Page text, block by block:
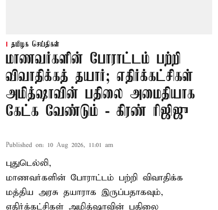
தமிழக செய்திகள்
மாணவர்களின் போராட்டம் பற்றி
விவாதிக்கத் தயார்; எதிர்க்கட்சிகள்
அமித்ஷாவின் பதிலை அமைதியாக
கேட்க வேண்டும் - கிரண் ரிஜிஜு
Published on: 10 Aug 2026, 11:01 am
புதுடெல்லி,
மாணவர்களின் போராட்டம் பற்றி விவாதிக்க
மத்திய அரசு தயாராக இருப்பதாகவும்,
எதிர்க்கட்சிகள் அமித்ஷாவின் பதிலை